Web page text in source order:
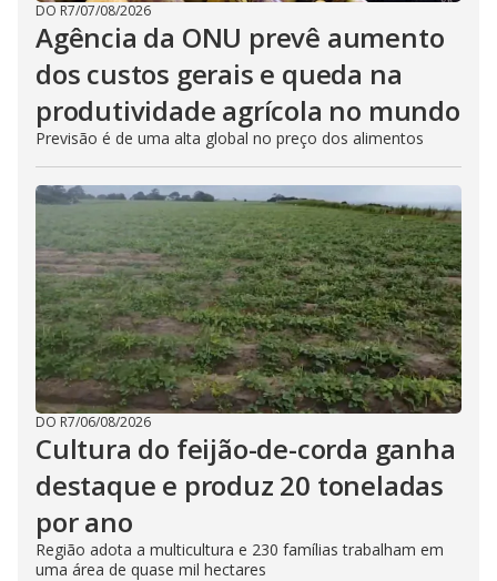
DO R7/07/08/2026
Agência da ONU prevê aumento
dos custos gerais e queda na
produtividade agrícola no mundo
Previsão é de uma alta global no preço dos alimentos
DO R7/06/08/2026
Cultura do feijão-de-corda ganha
destaque e produz 20 toneladas
por ano
Região adota a multicultura e 230 famílias trabalham em
uma área de quase mil hectares